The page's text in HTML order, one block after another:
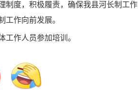
制度，积极履责，确保我县河长制工作
工作向前发展。
作人员参加培训。